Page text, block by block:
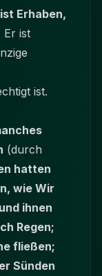
Erhaben,
Er ist
ist.
(durch
hatten
wie Wir
ihnen
Regen;
fließen;
Sünden